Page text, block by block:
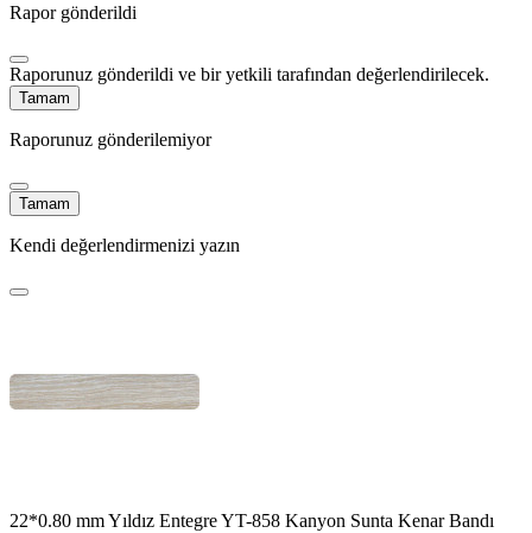
Rapor gönderildi
Raporunuz gönderildi ve bir yetkili tarafından değerlendirilecek.
Tamam
Raporunuz gönderilemiyor
Tamam
Kendi değerlendirmenizi yazın
22*0.80 mm Yıldız Entegre YT-858 Kanyon Sunta Kenar Bandı